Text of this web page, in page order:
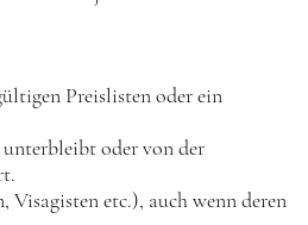
Preislisten oder ein
oder von der
etc.), auch wenn deren